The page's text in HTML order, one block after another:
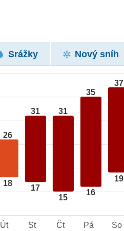
Srážky Nový sníh
26
18
31
17
31
15
35
16
37
19
Út St Čt Pá So